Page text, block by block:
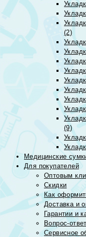
(2)
(9)
Медицинские
Для покупателей
Оптовым
Скидки
Как
Доставка и
Гарантии и
Вопрос-ответ
Сервисное